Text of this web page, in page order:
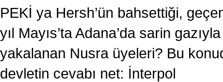
PEKİ ya Hersh’ün bahsettiği,
yıl Mayıs’ta Adana’da sarin gazıyla
yakalanan Nusra üyeleri? Bu
devletin cevabı net: İnterpol